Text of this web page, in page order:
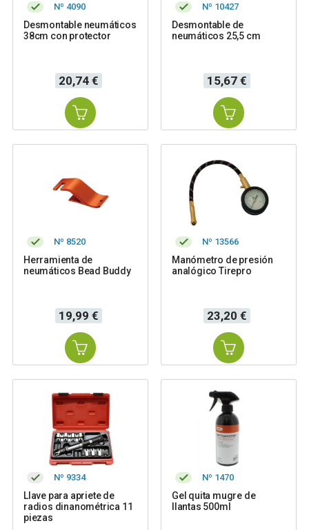
Nº 4090
Desmontable neumáticos
38cm con protector
Precio
20,74 €
Nº 10427
Desmontable de
neumáticos 25,5 cm
Precio
15,67 €
Nº 8520
Herramienta de
neumáticos Bead Buddy
Precio
19,99 €
Nº 13566
Manómetro de presión
analógico Tirepro
Precio
23,20 €
Nº 9334
Llave para apriete de
radios dinanométrica 11
piezas
Nº 1470
Gel quita mugre de
llantas 500ml